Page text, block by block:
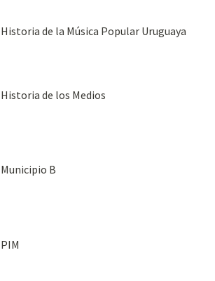
Historia de la Música Popular Uruguaya
Historia de los Medios
Municipio B
PIM